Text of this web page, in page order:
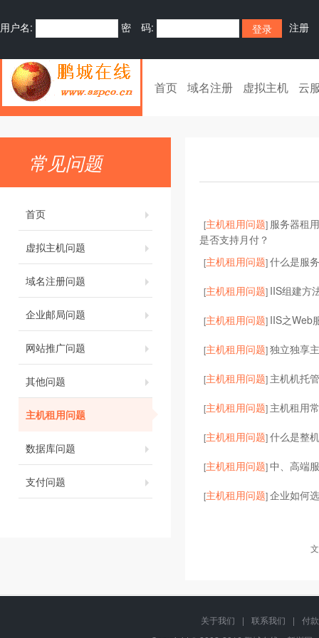
用户名: 密 码: 注册
首页 域名注册 虚拟主机 云
常见问题
首页
虚拟主机问题
域名注册问题
企业邮局问题
网站推广问题
其他问题
主机租用问题
数据库问题
支付问题
[主机租用问题] 服务器租
是否支持月付？
[主机租用问题]什么是服
[主机租用问题] IIS组建方
[主机租用问题] IIS之Web
[主机租用问题]独立独享
[主机租用问题] 主机机托
[主机租用问题] 主机租用
[主机租用问题]什么是整
[主机租用问题]中、高端
[主机租用问题]企业如何
关于我们 | 联系我们 |
付